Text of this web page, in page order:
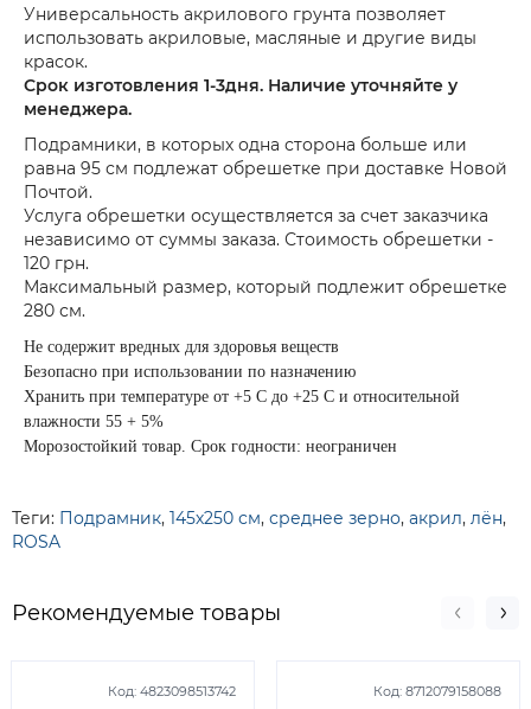
Универсальность акрилового грунта позволяет
использовать акриловые, масляные и другие виды
красок.
Срок изготовления 1-3дня. Наличие уточняйте у
менеджера.
Подрамники, в которых одна сторона больше или
равна 95 см подлежат обрешетке при доставке Новой
Почтой.
Услуга обрешетки осуществляется за счет заказчика
независимо от суммы заказа. Стоимость обрешетки -
120 грн.
Максимальный размер, который подлежит обрешетке
280 см.
Не содержит вредных для здоровья веществ
Безопасно при использовании по назначению
Хранить при температуре от +5 С до +25 С и относительной
влажности 55 + 5%
Морозостойкий товар. Срок годности: неограничен
Теги: Подрамник, 145х250 см, среднее зерно, акрил, лён,
ROSA
Рекомендуемые товары
Код: 4823098513742 Код: 8712079158088